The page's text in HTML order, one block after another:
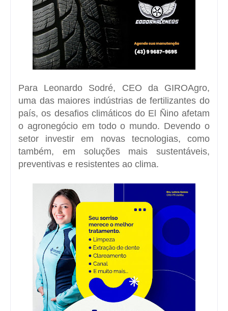
Para Leonardo Sodré, CEO da GIROAgro,
uma das maiores indústrias de fertilizantes do
país, os desafios climáticos do El Ñino afetam
o agronegócio em todo o mundo. Devendo o
setor investir em novas tecnologias, como
também, em soluções mais sustentáveis,
preventivas e resistentes ao clima.